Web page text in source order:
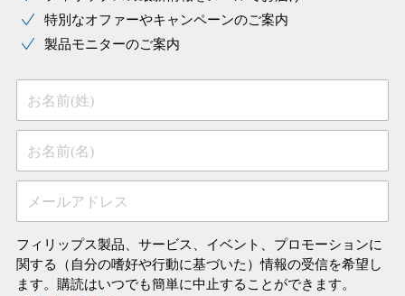
特別なオファーやキャンペーンのご案内
製品モニターのご案内
お名前(姓)
お名前(名)
メールアドレス
フィリップス製品、サービス、イベント、プロモーションに
関する（自分の嗜好や行動に基づいた）情報の受信を希望し
ます。購読はいつでも簡単に中止することができます。